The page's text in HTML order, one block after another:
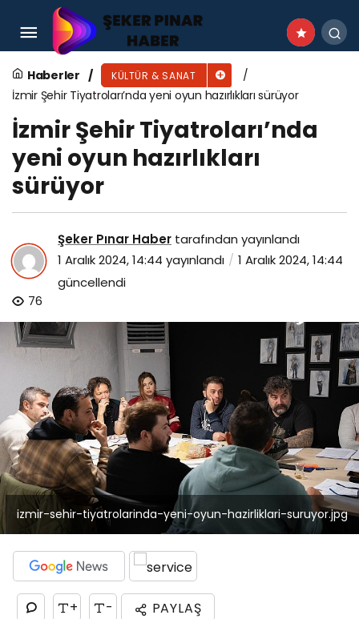
Haberler KÜLTÜR & SANAT
İzmir Şehir Tiyatroları’nda yeni oyun hazırlıkları sürüyor
İzmir Şehir Tiyatroları’nda
yeni oyun hazırlıkları
sürüyor
Şeker Pınar Haber tarafından yayınlandı
1 Aralık 2024, 14:44 yayınlandı
1 Aralık 2024, 14:44
güncellendi
76
izmir-sehir-tiyatrolarinda-yeni-oyun-hazirliklari-suruyor.jpg
+ - PAYLAŞ
Nostalji tramvayında müzik ziyafeti